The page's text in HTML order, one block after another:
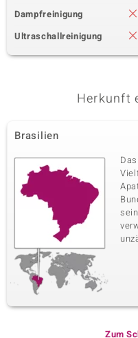
Dampfreinigung
Ultraschallreinigung
Herkunft
Brasilien
Zum